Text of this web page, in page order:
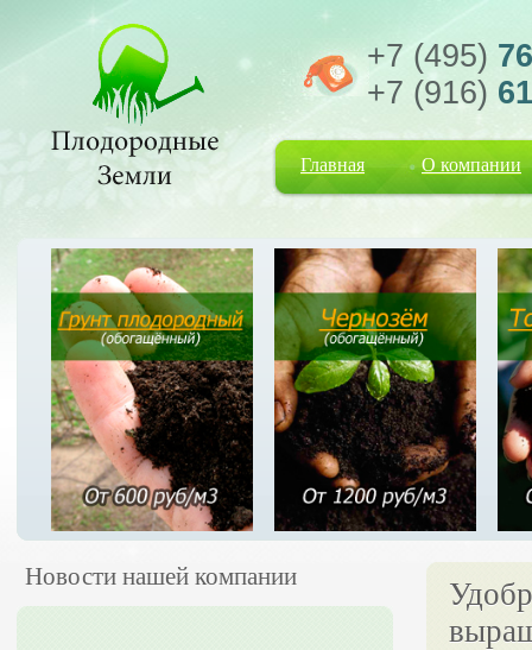
+7 (495)
+7 (916)
Главная О компании
Новости нашей компании